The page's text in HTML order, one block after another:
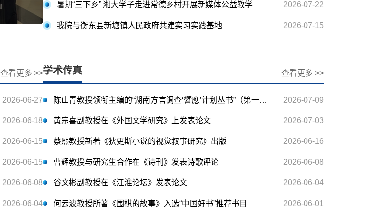
暑期“三下乡” 湘大学子走进常德乡村开展新媒体公益教学 2026-07-22
我院与衡东县新塘镇人民政府共建实习实践基地 2026-07-15
查看更多 >>
2026-06-27
2026-06-18
2026-06-15
2026-06-15
2026-06-08
2026-06-04
学术传真 查看更多 >>
陈山青教授领衔主编的“湖南方言调查‘響應’计划丛书”（第一辑）出版 2026-07-09
黄宗喜副教授在《外国文学研究》上发表论文 2026-07-03
蔡熙教授新著《狄更斯小说的视觉叙事研究》出版 2026-06-16
曹辉教授与研究生合作在《诗刊》发表诗歌评论 2026-06-08
谷文彬副教授在《江淮论坛》发表论文 2026-06-04
何云波教授所著《围棋的故事》入选“中国好书”推荐书目 2026-06-01